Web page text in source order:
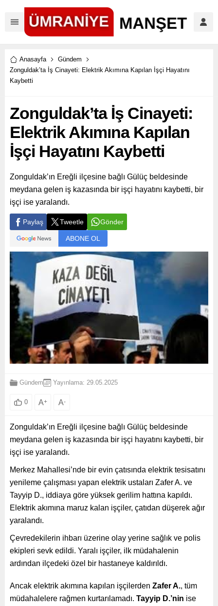
Anasayfa
Gündem
Zonguldak’ta İş Cinayeti: Elektrik Akımına Kapılan İşçi Hayatını
Kaybetti
Zonguldak’ta İş Cinayeti:
Elektrik Akımına Kapılan
İşçi Hayatını Kaybetti
Zonguldak’ın Ereğli ilçesine bağlı Gülüç beldesinde
meydana gelen iş kazasında bir işçi hayatını kaybetti, bir
işçi ise yaralandı.
Paylaş Tweetle Gönder
ABONE OL
Gündem Yayınlama: 29.05.2025
0 A+ A-
Zonguldak’ın Ereğli ilçesine bağlı Gülüç beldesinde
meydana gelen iş kazasında bir işçi hayatını kaybetti, bir
işçi ise yaralandı.
Merkez Mahallesi’nde bir evin çatısında elektrik tesisatını
yenileme çalışması yapan elektrik ustaları Zafer A. ve
Tayyip D., iddiaya göre yüksek gerilim hattına kapıldı.
Elektrik akımına maruz kalan işçiler, çatıdan düşerek ağır
yaralandı.
Çevredekilerin ihbarı üzerine olay yerine sağlık ve polis
ekipleri sevk edildi. Yaralı işçiler, ilk müdahalenin
ardından ilçedeki özel bir hastaneye kaldırıldı.
Ancak elektrik akımına kapılan işçilerden Zafer A., tüm
müdahalelere rağmen kurtarılamadı. Tayyip D.’nin ise